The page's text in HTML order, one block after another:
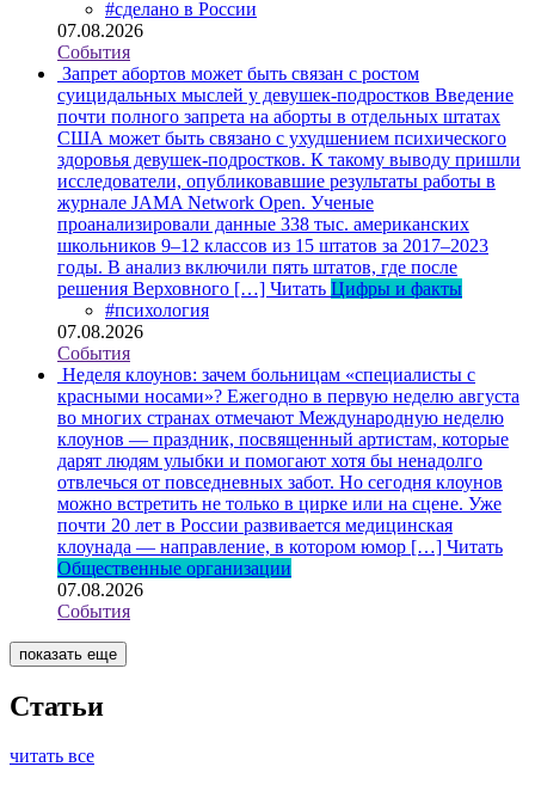
#сделано в России
07.08.2026
События
Запрет абортов может быть связан с ростом
суицидальных мыслей у девушек-подростков Введение
почти полного запрета на аборты в отдельных штатах
США может быть связано с ухудшением психического
здоровья девушек-подростков. К такому выводу пришли
исследователи, опубликовавшие результаты работы в
журнале JAMA Network Open. Ученые
проанализировали данные 338 тыс. американских
школьников 9–12 классов из 15 штатов за 2017–2023
годы. В анализ включили пять штатов, где после
решения Верховного […] Читать Цифры и факты
#психология
07.08.2026
События
Неделя клоунов: зачем больницам «специалисты с
красными носами»? Ежегодно в первую неделю августа
во многих странах отмечают Международную неделю
клоунов — праздник, посвященный артистам, которые
дарят людям улыбки и помогают хотя бы ненадолго
отвлечься от повседневных забот. Но сегодня клоунов
можно встретить не только в цирке или на сцене. Уже
почти 20 лет в России развивается медицинская
клоунада — направление, в котором юмор […] Читать
Общественные организации
07.08.2026
События
показать еще
Статьи
читать все